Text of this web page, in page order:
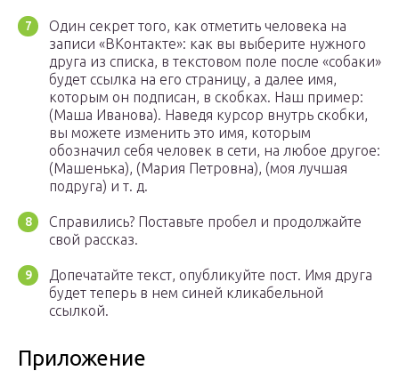
Один секрет того, как отметить человека на
записи «ВКонтакте»: как вы выберите нужного
друга из списка, в текстовом поле после «собаки»
будет ссылка на его страницу, а далее имя,
которым он подписан, в скобках. Наш пример:
(Маша Иванова). Наведя курсор внутрь скобки,
вы можете изменить это имя, которым
обозначил себя человек в сети, на любое другое:
(Машенька), (Мария Петровна), (моя лучшая
подруга) и т. д.
Справились? Поставьте пробел и продолжайте
свой рассказ.
Допечатайте текст, опубликуйте пост. Имя друга
будет теперь в нем синей кликабельной
ссылкой.
Приложение